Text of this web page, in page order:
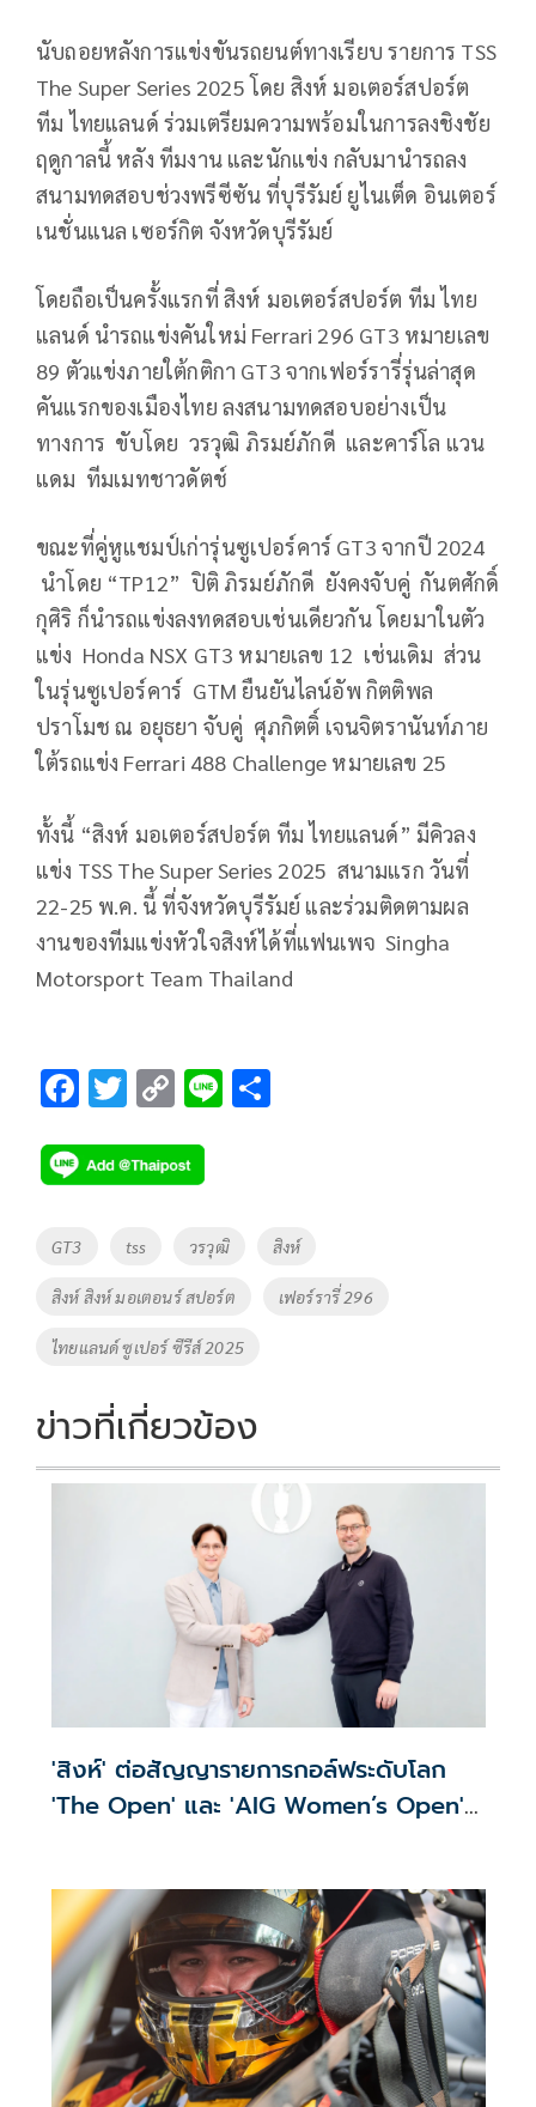
นับถอยหลังการแข่งขันรถยนต์ทางเรียบ รายการ TSS
The Super Series 2025 โดย สิงห์ มอเตอร์สปอร์ต
ทีม ไทยแลนด์ ร่วมเตรียมความพร้อมในการลงชิงชัย
ฤดูกาลนี้ หลัง ทีมงาน และนักแข่ง กลับมานำรถลง
สนามทดสอบช่วงพรีซีซัน ที่บุรีรัมย์ ยูไนเต็ด อินเตอร์
เนชั่นแนล เซอร์กิต จังหวัดบุรีรัมย์
โดยถือเป็นครั้งแรกที่ สิงห์ มอเตอร์สปอร์ต ทีม ไทย
แลนด์ นำรถแข่งคันใหม่ Ferrari 296 GT3 หมายเลข
89 ตัวแข่งภายใต้กติกา GT3 จากเฟอร์รารี่รุ่นล่าสุด
คันแรกของเมืองไทย ลงสนามทดสอบอย่างเป็น
ทางการ ขับโดย วรวุฒิ ภิรมย์ภักดี และคาร์โล แวน
แดม ทีมเมทชาวดัตช์
ขณะที่คู่หูแชมป์เก่ารุ่นซูเปอร์คาร์ GT3 จากปี 2024
นำโดย “TP12” ปิติ ภิรมย์ภักดี ยังคงจับคู่ กันตศักดิ์
กุศิริ ก็นำรถแข่งลงทดสอบเช่นเดียวกัน โดยมาในตัว
แข่ง Honda NSX GT3 หมายเลข 12 เช่นเดิม ส่วน
ในรุ่นซูเปอร์คาร์ GTM ยืนยันไลน์อัพ กิตติพล
ปราโมช ณ อยุธยา จับคู่ ศุภกิตติ์ เจนจิตรานันท์ภาย
ใต้รถแข่ง Ferrari 488 Challenge หมายเลข 25
ทั้งนี้ “สิงห์ มอเตอร์สปอร์ต ทีม ไทยแลนด์” มีคิวลง
แข่ง TSS The Super Series 2025 สนามแรก วันที่
22-25 พ.ค. นี้ ที่จังหวัดบุรีรัมย์ และร่วมติดตามผล
งานของทีมแข่งหัวใจสิงห์ได้ที่แฟนเพจ Singha
Motorsport Team Thailand
F
e
b
o
o
k
T
tt
er
C
p
y
Li
n
k
Li
Tags
GT3 tss วรวุฒิ สิงห์
สิงห์ สิงห์ มอเตอนร์ สปอร์ต เฟอร์รารี่ 296
ไทยแลนด์ ซูเปอร์ ซีรีส์ 2025
ข่าวที่เกี่ยวข้อง
'สิงห์' ต่อสัญญารายการกอล์ฟระดับโลก
'The Open' และ 'AIG Women’s Open'